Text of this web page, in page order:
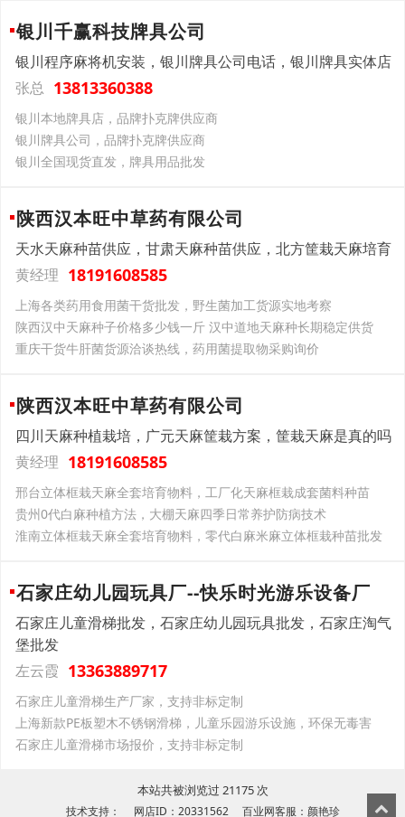
银川千赢科技牌具公司
银川程序麻将机安装，银川牌具公司电话，银川牌具实体店
张总 13813360388
银川本地牌具店，品牌扑克牌供应商
银川牌具公司，品牌扑克牌供应商
银川全国现货直发，牌具用品批发
陕西汉本旺中草药有限公司
天水天麻种苗供应，甘肃天麻种苗供应，北方筐栽天麻培育
黄经理 18191608585
上海各类药用食用菌干货批发，野生菌加工货源实地考察
陕西汉中天麻种子价格多少钱一斤 汉中道地天麻种长期稳定供货
重庆干货牛肝菌货源洽谈热线，药用菌提取物采购询价
陕西汉本旺中草药有限公司
四川天麻种植栽培，广元天麻筐栽方案，筐栽天麻是真的吗
黄经理 18191608585
邢台立体框栽天麻全套培育物料，工厂化天麻框栽成套菌料种苗
贵州0代白麻种植方法，大棚天麻四季日常养护防病技术
淮南立体框栽天麻全套培育物料，零代白麻米麻立体框栽种苗批发
石家庄幼儿园玩具厂--快乐时光游乐设备厂
石家庄儿童滑梯批发，石家庄幼儿园玩具批发，石家庄淘气
堡批发
左云霞 13363889717
石家庄儿童滑梯生产厂家，支持非标定制
上海新款PE板塑木不锈钢滑梯，儿童乐园游乐设施，环保无毒害
石家庄儿童滑梯市场报价，支持非标定制
本站共被浏览过 21175 次
技术支持： 网店ID：20331562 百业网客服：颜艳珍